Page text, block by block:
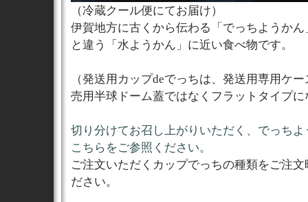
（冷蔵クール便にてお届け）
伊賀地方に古くから伝わる「でっちようか
と違う「水ようかん」に近い食べ物です。
（発送用カップdeでっちは、発送用専用ケ
売用半球ドーム蓋ではなくフラットタイプに
切り分けてお召し上がりいただく、でっち
こちらをご参照ください。
ご注文いただくカップでっちの種類をご注
ださい。